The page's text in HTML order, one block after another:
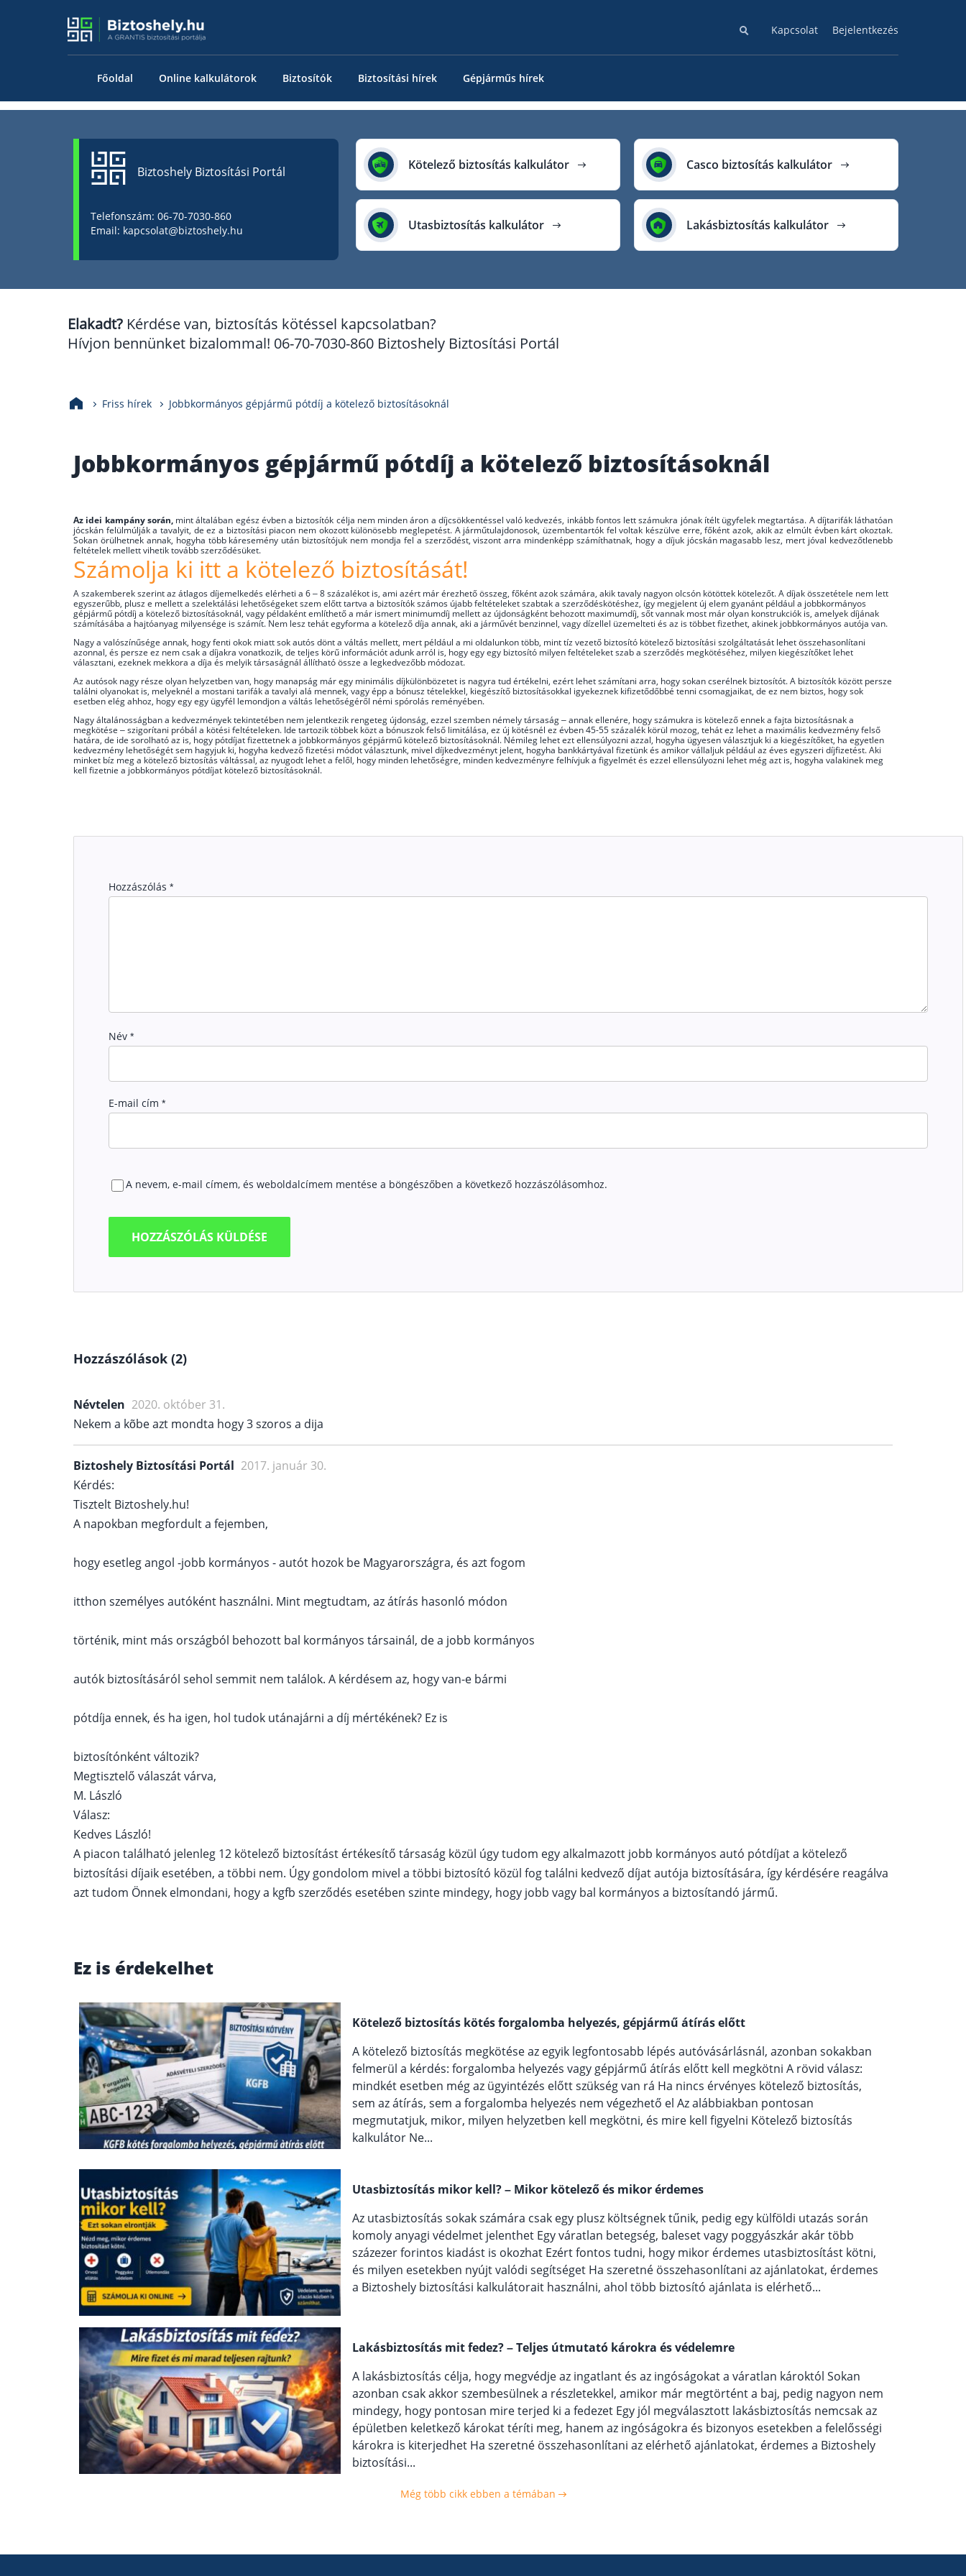
Kapcsolat Bejelentkezés
Főoldal Online kalkulátorok Biztosítók Biztosítási hírek Gépjárműs hírek
Biztoshely Biztosítási Portál
Telefonszám: 06-70-7030-860
Email: kapcsolat@biztoshely.hu
Kötelező biztosítás kalkulátor
Utasbiztosítás kalkulátor
Casco biztosítás kalkulátor
Lakásbiztosítás kalkulátor
Elakadt? Kérdése van, biztosítás kötéssel kapcsolatban?
Hívjon bennünket bizalommal! 06-70-7030-860 Biztoshely Biztosítási Portál
Friss hírek Jobbkormányos gépjármű pótdíj a kötelező biztosításoknál
Jobbkormányos gépjármű pótdíj a kötelező biztosításoknál
Az idei kampány során,mint általában egész évben a biztosítók célja nem minden áron a díjcsökkentéssel való kedvezés, inkább fontos lett számukra jónak ítélt ügyfelek megtartása. A díjtarifák láthatóan
jócskán felülmúlják a tavalyit, de ez a biztosítási piacon nem okozott különösebb meglepetést. A járműtulajdonosok, üzembentartók fel voltak készülve erre, főként azok, akik az elmúlt évben kárt okoztak.
Sokan örülhetnek annak, hogyha több káresemény után biztosítójuk nem mondja fel a szerződést, viszont arra mindenképp számíthatnak, hogy a díjuk jócskán magasabb lesz, mert jóval kedvezőtlenebb
feltételek mellett vihetik tovább szerződésüket.
Számolja ki itt a kötelező biztosítását!
A szakemberek szerint az átlagos díjemelkedés elérheti a 6 – 8 százalékot is, ami azért már érezhető összeg, főként azok számára, akik tavaly nagyon olcsón kötöttek kötelezőt. A díjak összetétele nem lett
egyszerűbb, plusz e mellett a szelektálási lehetőségeket szem előtt tartva a biztosítók számos újabb feltételeket szabtak a szerződéskötéshez, így megjelent új elem gyanánt például a jobbkormányos
gépjármű pótdíj a kötelező biztosításoknál, vagy példaként említhető a már ismert minimumdíj mellett az újdonságként behozott maximumdíj, sőt vannak most már olyan konstrukciók is, amelyek díjának
számításába a hajtóanyag milyensége is számít. Nem lesz tehát egyforma a kötelező díja annak, aki a járművét benzinnel, vagy dízellel üzemelteti és az is többet fizethet, akinek jobbkormányos autója van.
Nagy a valószínűsége annak, hogy fenti okok miatt sok autós dönt a váltás mellett, mert például a mi oldalunkon több, mint tíz vezető biztosító kötelező biztosítási szolgáltatását lehet összehasonlítani
azonnal, és persze ez nem csak a díjakra vonatkozik, de teljes körű információt adunk arról is, hogy egy egy biztosító milyen feltételeket szab a szerződés megkötéséhez, milyen kiegészítőket lehet
választani, ezeknek mekkora a díja és melyik társaságnál állítható össze a legkedvezőbb módozat.
Az autósok nagy része olyan helyzetben van, hogy manapság már egy minimális díjkülönbözetet is nagyra tud értékelni, ezért lehet számítani arra, hogy sokan cserélnek biztosítót. A biztosítók között persze
találni olyanokat is, melyeknél a mostani tarifák a tavalyi alá mennek, vagy épp a bónusz tételekkel, kiegészítő biztosításokkal igyekeznek kifizetődőbbé tenni csomagjaikat, de ez nem biztos, hogy sok
esetben elég ahhoz, hogy egy egy ügyfél lemondjon a váltás lehetőségéről némi spórolás reményében.
Nagy általánosságban a kedvezmények tekintetében nem jelentkezik rengeteg újdonság, ezzel szemben némely társaság – annak ellenére, hogy számukra is kötelező ennek a fajta biztosításnak a
megkötése – szigorítani próbál a kötési feltételeken. Ide tartozik többek közt a bónuszok felső limitálása, ez új kötésnél ez évben 45-55 százalék körül mozog, tehát ez lehet a maximális kedvezmény felső
határa, de ide sorolható az is, hogy pótdíjat fizettetnek a jobbkormányos gépjármű kötelező biztosításoknál. Némileg lehet ezt ellensúlyozni azzal, hogyha ügyesen választjuk ki a kiegészítőket, ha egyetlen
kedvezmény lehetőségét sem hagyjuk ki, hogyha kedvező fizetési módot választunk, mivel díjkedvezményt jelent, hogyha bankkártyával fizetünk és amikor vállaljuk például az éves egyszeri díjfizetést. Aki
minket bíz meg a kötelező biztosítás váltással, az nyugodt lehet a felől, hogy minden lehetőségre, minden kedvezményre felhívjuk a figyelmét és ezzel ellensúlyozni lehet még azt is, hogyha valakinek meg
kell fizetnie a jobbkormányos pótdíjat kötelező biztosításoknál.
Hozzászólás *
Név *
E-mail cím *
A nevem, e-mail címem, és weboldalcímem mentése a böngészőben a következő hozzászólásomhoz.
Hozzászólások (2)
Névtelen 2020. október 31.
Nekem a kõbe azt mondta hogy 3 szoros a dija
Biztoshely Biztosítási Portál 2017. január 30.
Kérdés:
Tisztelt Biztoshely.hu!
A napokban megfordult a fejemben,
hogy esetleg angol -jobb kormányos - autót hozok be Magyarországra, és azt fogom
itthon személyes autóként használni. Mint megtudtam, az átírás hasonló módon
történik, mint más országból behozott bal kormányos társainál, de a jobb kormányos
autók biztosításáról sehol semmit nem találok. A kérdésem az, hogy van-e bármi
pótdíja ennek, és ha igen, hol tudok utánajárni a díj mértékének? Ez is
biztosítónként változik?
Megtisztelő válaszát várva,
M. László
Válasz:
Kedves László!
A piacon található jelenleg 12 kötelező biztosítást értékesítő társaság közül úgy tudom egy alkalmazott jobb kormányos autó pótdíjat a kötelező
biztosítási díjaik esetében, a többi nem. Úgy gondolom mivel a többi biztosító közül fog találni kedvező díjat autója biztosítására, így kérdésére reagálva
azt tudom Önnek elmondani, hogy a kgfb szerződés esetében szinte mindegy, hogy jobb vagy bal kormányos a biztosítandó jármű.
Ez is érdekelhet
Kötelező biztosítás kötés forgalomba helyezés, gépjármű átírás előtt
A kötelező biztosítás megkötése az egyik legfontosabb lépés autóvásárlásnál, azonban sokakban
felmerül a kérdés: forgalomba helyezés vagy gépjármű átírás előtt kell megkötni A rövid válasz:
mindkét esetben még az ügyintézés előtt szükség van rá Ha nincs érvényes kötelező biztosítás,
sem az átírás, sem a forgalomba helyezés nem végezhető el Az alábbiakban pontosan
megmutatjuk, mikor, milyen helyzetben kell megkötni, és mire kell figyelni Kötelező biztosítás
kalkulátor Ne...
Utasbiztosítás mikor kell? – Mikor kötelező és mikor érdemes
Az utasbiztosítás sokak számára csak egy plusz költségnek tűnik, pedig egy külföldi utazás során
komoly anyagi védelmet jelenthet Egy váratlan betegség, baleset vagy poggyászkár akár több
százezer forintos kiadást is okozhat Ezért fontos tudni, hogy mikor érdemes utasbiztosítást kötni,
és milyen esetekben nyújt valódi segítséget Ha szeretné összehasonlítani az ajánlatokat, érdemes
a Biztoshely biztosítási kalkulátorait használni, ahol több biztosító ajánlata is elérhető...
Lakásbiztosítás mit fedez? – Teljes útmutató károkra és védelemre
A lakásbiztosítás célja, hogy megvédje az ingatlant és az ingóságokat a váratlan károktól Sokan
azonban csak akkor szembesülnek a részletekkel, amikor már megtörtént a baj, pedig nagyon nem
mindegy, hogy pontosan mire terjed ki a fedezet Egy jól megválasztott lakásbiztosítás nemcsak az
épületben keletkező károkat téríti meg, hanem az ingóságokra és bizonyos esetekben a felelősségi
károkra is kiterjedhet Ha szeretné összehasonlítani az elérhető ajánlatokat, érdemes a Biztoshely
biztosítási...
Még több cikk ebben a témában